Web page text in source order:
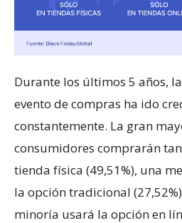
Durante los últimos 5 años,
evento de compras ha ido
constantemente. La gran
consumidores comprarán
tienda física (49,51%), una
la opción tradicional
minoría usará la opción en